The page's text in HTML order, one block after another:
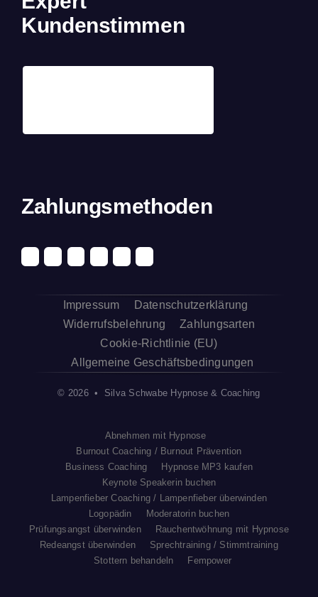
Kundenstimmen
Zahlungsmethoden
Impressum
Datenschutzerklärung
Widerrufsbelehrung
Zahlungsarten
Cookie-Richtlinie (EU)
Allgemeine Geschäftsbedingungen
© 2026 • Silva Schwabe Hypnose & Coaching
Abnehmen mit Hypnose
Burnout Coaching / Burnout Prävention
Business Coaching
Hypnose MP3 kaufen
Keynote Speakerin buchen
Lampenfieber Coaching / Lampenfieber überwinden
Logopädin
Moderatorin buchen
Prüfungsangst überwinden
Rauchentwöhnung mit Hypnose
Redeangst überwinden
Sprechtraining / Stimmtraining
Stottern behandeln
Fempower